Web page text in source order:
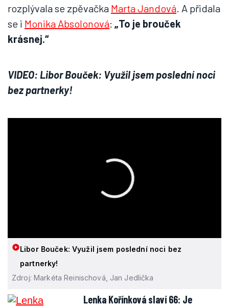
rozplývala se zpěvačka Marta Jandová. A přidala
se i Monika Absolonová: „To je brouček
krásnej.“
VIDEO: Libor Bouček: Využil jsem poslední noci
bez partnerky!
Libor Bouček: Využil jsem poslední noci bez
partnerky!
Zdroj: Markéta Reinischová, Jan Jedlička
Lenka Kořínková slaví 66: Je